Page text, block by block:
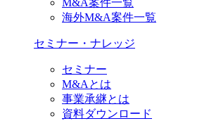
海外M&A案件一覧
セミナー・ナレッジ
セミナー
M&Aとは
事業承継とは
資料ダウンロード